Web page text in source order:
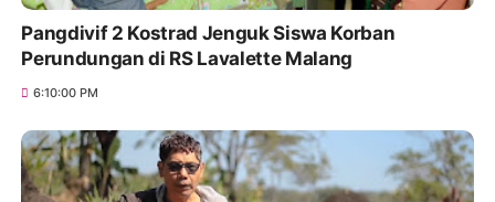
Pangdivif 2 Kostrad Jenguk Siswa Korban
Perundungan di RS Lavalette Malang
6:10:00 PM